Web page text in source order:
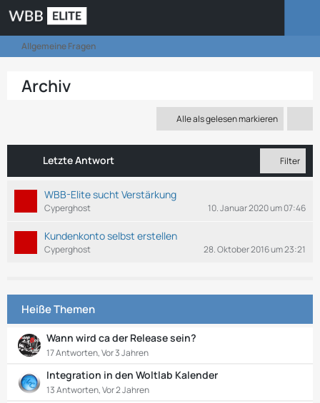
Allgemeine Fragen
Archiv
Alle als gelesen markieren
Letzte Antwort Filter
WBB-Elite sucht Verstärkung
Cyperghost 10. Januar 2020 um 07:46
Kundenkonto selbst erstellen
Cyperghost 28. Oktober 2016 um 23:21
Heiße Themen
Wann wird ca der Release sein?
17 Antworten, Vor 3 Jahren
Integration in den Woltlab Kalender
13 Antworten, Vor 2 Jahren